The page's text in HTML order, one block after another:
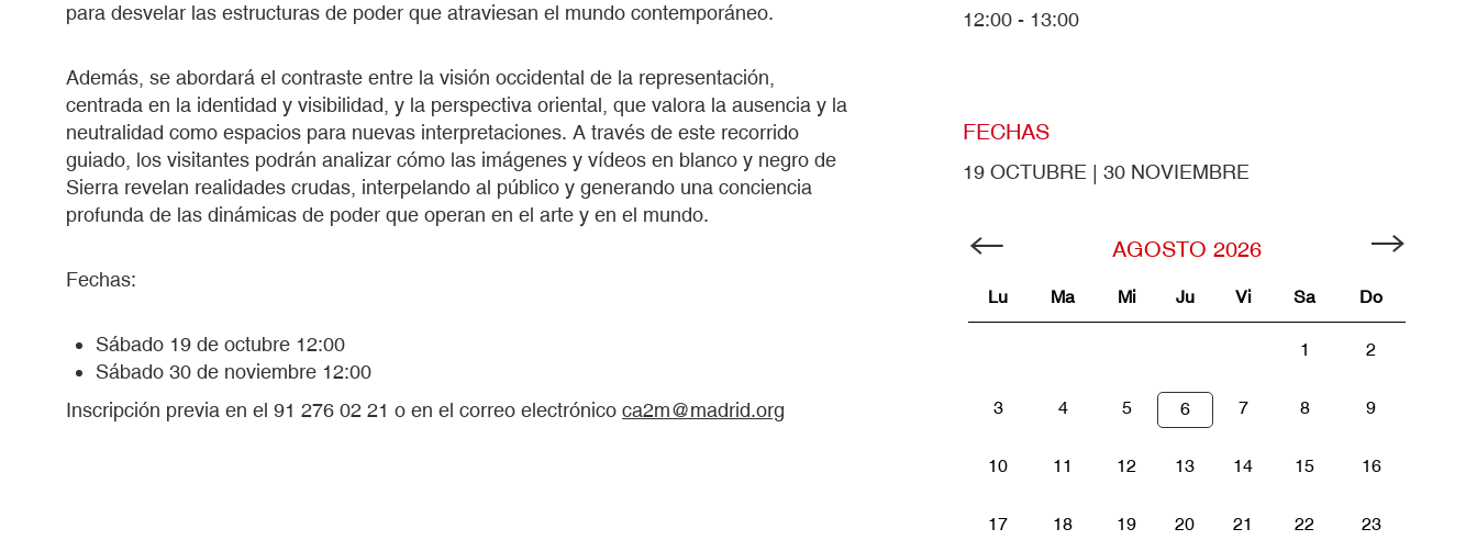
para desvelar las estructuras de poder que atraviesan el mundo contemporáneo.
Además, se abordará el contraste entre la visión occidental de la representación,
centrada en la identidad y visibilidad, y la perspectiva oriental, que valora la ausencia y la
neutralidad como espacios para nuevas interpretaciones. A través de este recorrido
guiado, los visitantes podrán analizar cómo las imágenes y vídeos en blanco y negro de
Sierra revelan realidades crudas, interpelando al público y generando una conciencia
profunda de las dinámicas de poder que operan en el arte y en el mundo.
Fechas:
Sábado 19 de octubre 12:00
Sábado 30 de noviembre 12:00
Inscripción previa en el 91 276 02 21 o en el correo electrónico ca2m@madrid.org
12:00 - 13:00
FECHAS
19 OCTUBRE | 30 NOVIEMBRE
AGOSTO 2026
Lu Ma Mi Ju Vi Sa Do
1 2
3 4 5 6 7 8 9
10 11 12 13 14 15 16
17 18 19 20 21 22 23